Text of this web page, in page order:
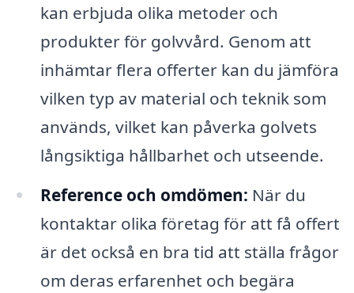
kan erbjuda olika metoder och
produkter för golvvård. Genom att
inhämtar flera offerter kan du jämföra
vilken typ av material och teknik som
används, vilket kan påverka golvets
långsiktiga hållbarhet och utseende.
Reference och omdömen: När du
kontaktar olika företag för att få offert
är det också en bra tid att ställa frågor
om deras erfarenhet och begära